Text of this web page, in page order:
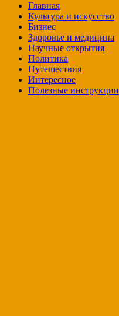
Главная
Культура и искусство
Бизнес
Здоровье и медицина
Научные открытия
Политика
Путешествия
Интересное
Полезные инструкции